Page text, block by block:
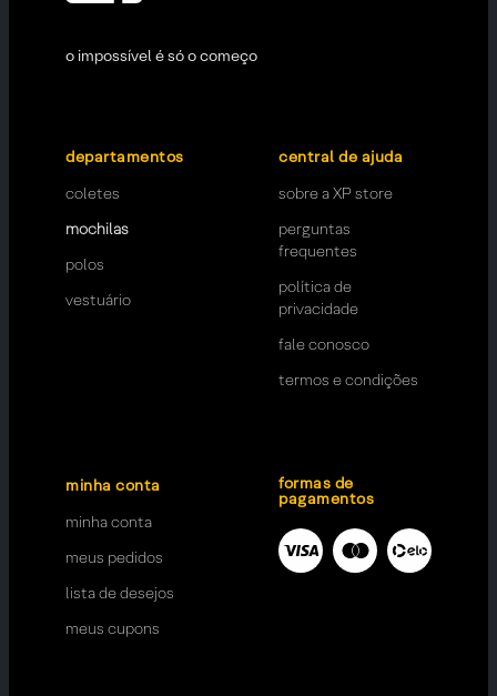
o impossível é só o começo
departamentos
coletes
mochilas
polos
vestuário
central de ajuda
sobre a XP store
perguntas
frequentes
política de
privacidade
fale conosco
termos e condições
minha conta
minha conta
meus pedidos
lista de desejos
meus cupons
formas de
pagamentos